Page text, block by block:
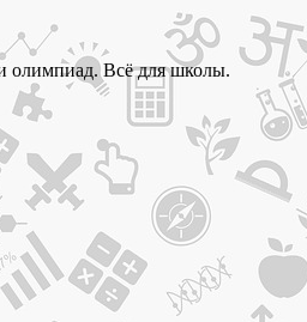
олимпиад. Всё для школы.